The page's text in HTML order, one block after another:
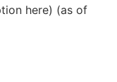
here) (as of